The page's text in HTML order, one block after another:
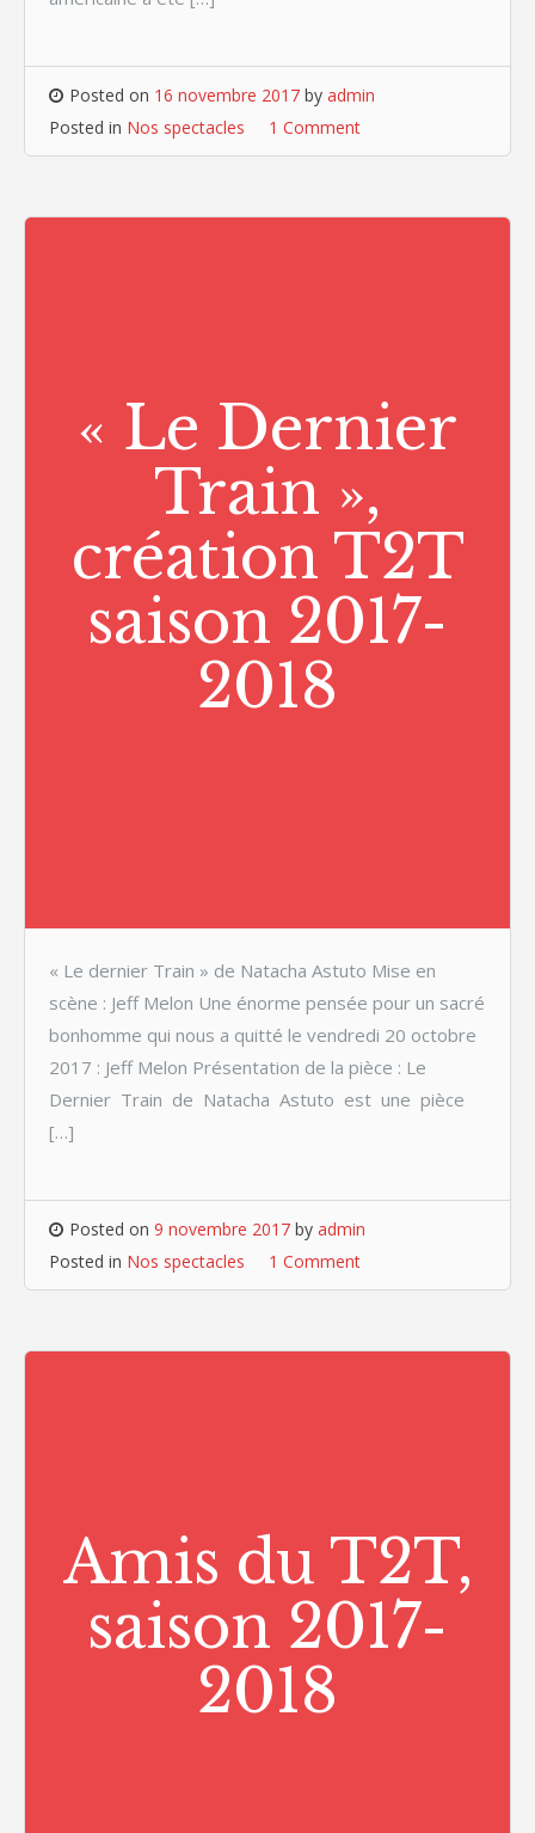
Posted on 16 novembre 2017 by admin
Posted in Nos spectacles 1 Comment
« Le Dernier
Train »,
création T2T
saison 2017-
2018
« Le dernier Train » de Natacha Astuto Mise en
scène : Jeff Melon Une énorme pensée pour un sacré
bonhomme qui nous a quitté le vendredi 20 octobre
2017 : Jeff Melon Présentation de la pièce : Le
Dernier Train de Natacha Astuto est une pièce
[…]
Posted on 9 novembre 2017 by admin
Posted in Nos spectacles 1 Comment
Amis du T2T,
saison 2017-
2018